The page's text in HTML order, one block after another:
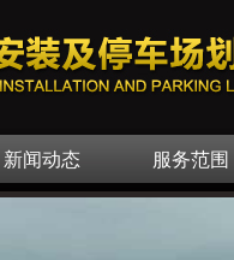
新闻动态 服务范围